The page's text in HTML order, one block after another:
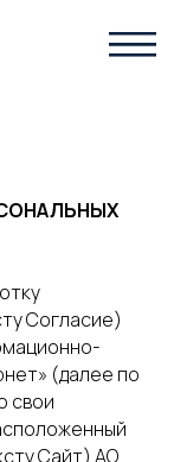
Согласие)
(далее по
свои
Сайт) АО